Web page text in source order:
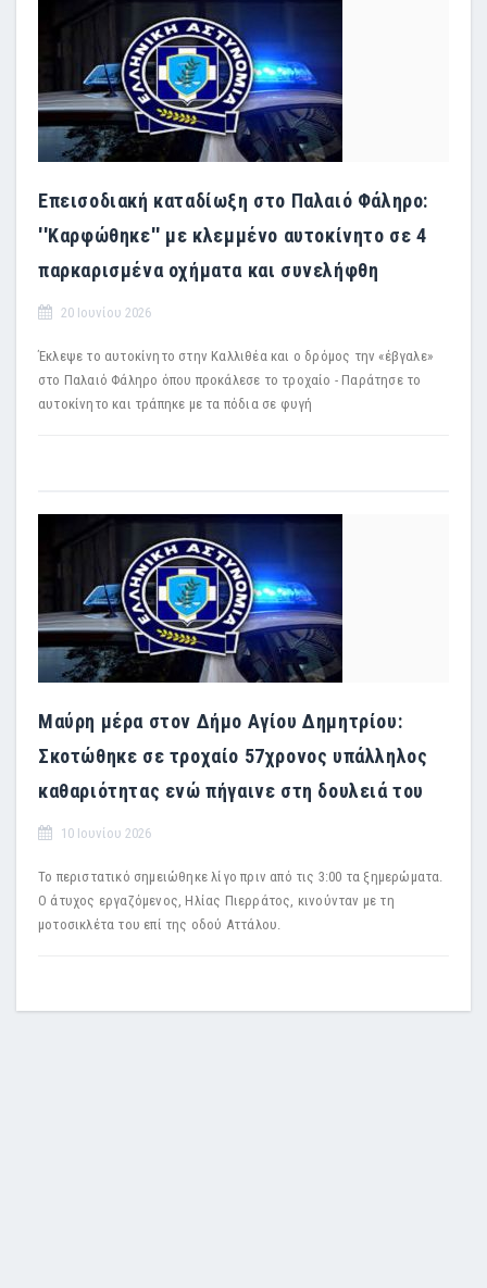
Επεισοδιακή καταδίωξη στο Παλαιό Φάληρο:
''Καρφώθηκε'' με κλεμμένο αυτοκίνητο σε 4
παρκαρισμένα οχήματα και συνελήφθη
20 Ιουνίου 2026
Έκλεψε το αυτοκίνητο στην Καλλιθέα και ο δρόμος την «έβγαλε»
στο Παλαιό Φάληρο όπου προκάλεσε το τροχαίο - Παράτησε το
αυτοκίνητο και τράπηκε με τα πόδια σε φυγή
Μαύρη μέρα στον Δήμο Αγίου Δημητρίου:
Σκοτώθηκε σε τροχαίο 57χρονος υπάλληλος
καθαριότητας ενώ πήγαινε στη δουλειά του
10 Ιουνίου 2026
Το περιστατικό σημειώθηκε λίγο πριν από τις 3:00 τα ξημερώματα.
Ο άτυχος εργαζόμενος, Ηλίας Πιερράτος, κινούνταν με τη
μοτοσικλέτα του επί της οδού Αττάλου.